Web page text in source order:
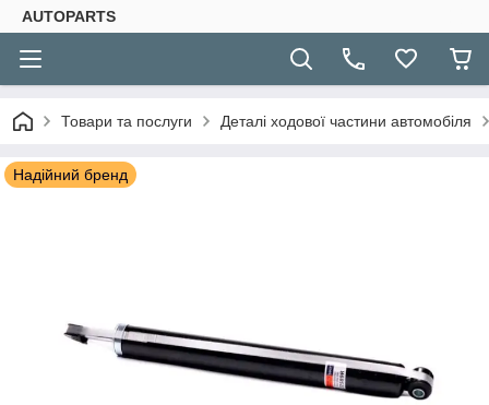
AUTOPARTS
Товари та послуги Деталі ходової частини автомобіля
Надійний бренд